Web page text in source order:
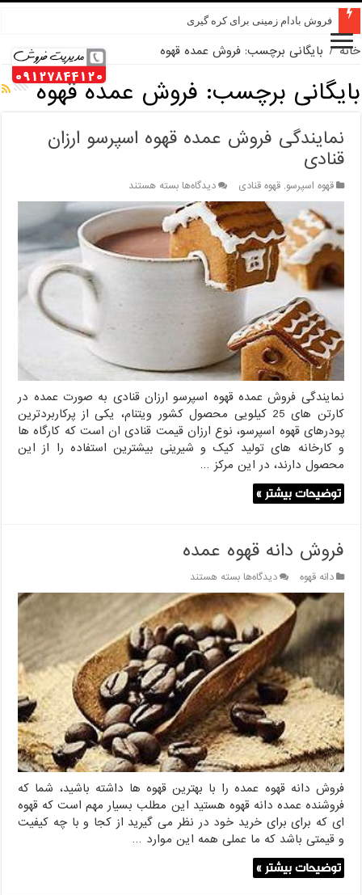
فروش بادام زمینی برای کره گیری
خرید عمده کنجد در تهران
خانه / بایگانی برچسب: فروش عمده قهوه
بایگانی برچسب: فروش عمده قهوه
نمایندگی فروش عمده قهوه اسپرسو ارزان
قنادی
قهوه اسپرسو,قهوه قنادی دیدگاه‌هابرای
نمایندگی
فروش
عمده
قهوه
اسپرسو
بسته هستند
نمایندگی فروش عمده قهوه اسپرسو ارزان قنادی به صورت عمده در
کارتن های 25 کیلویی محصول کشور ویتنام، یکی از پرکاربردترین
پودرهای قهوه اسپرسو، نوع ارزان قیمت قنادی ان است که کارگاه ها
و کارخانه های تولید کیک و شیرینی بیشترین استفاده را از این
محصول دارند، در این مرکز …
توضیحات بیشتر »
فروش دانه قهوه عمده
دانه قهوه دیدگاه‌هابرای
فروش
دانه
قهوه
عمده
بسته هستند
فروش دانه قهوه عمده را با بهترین قهوه ها داشته باشید، شما که
فروشنده عمده دانه قهوه هستید این مطلب بسیار مهم است که قهوه
ای که برای برای خرید خود در نظر می گیرید از کجا و با چه کیفیت
و قیمتی باشد که ما عملی همه این موارد …
توضیحات بیشتر »